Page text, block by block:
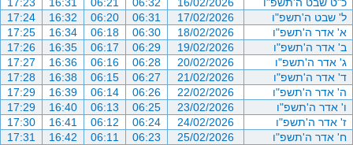
כ"ט שבט ה'תשפ"ו
16/02/2026
06:32
06:21
16:31
17:23
ל' שבט ה'תשפ"ו
17/02/2026
06:31
06:20
16:32
17:24
א' אדר ה'תשפ"ו
18/02/2026
06:30
06:18
16:34
17:25
ב' אדר ה'תשפ"ו
19/02/2026
06:29
06:17
16:35
17:26
ג' אדר ה'תשפ"ו
20/02/2026
06:28
06:16
16:36
17:27
ד' אדר ה'תשפ"ו
21/02/2026
06:27
06:15
16:38
17:28
ה' אדר ה'תשפ"ו
22/02/2026
06:26
06:14
16:39
17:29
ו' אדר ה'תשפ"ו
23/02/2026
06:25
06:13
16:40
17:29
ז' אדר ה'תשפ"ו
24/02/2026
06:24
06:12
16:41
17:30
ח' אדר ה'תשפ"ו
25/02/2026
06:23
06:11
16:42
17:31